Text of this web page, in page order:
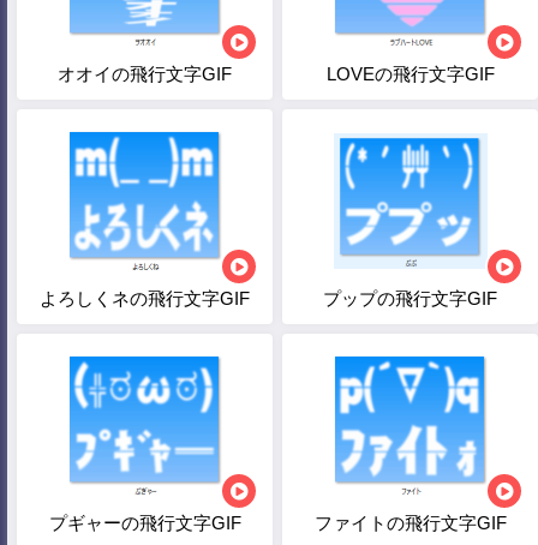
オオイの飛行文字GIF LOVEの飛行文字GIF
よろしくネの飛行文字GIF プップの飛行文字GIF
プギャーの飛行文字GIF ファイトの飛行文字GIF